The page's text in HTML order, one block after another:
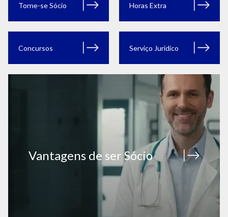
Torne-se Sócio Horas Extra
Concursos Serviço Jurídico
Vantagens de ser Sócio